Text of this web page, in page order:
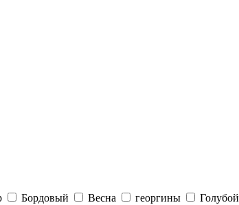
Бордовый Весна георгины Голубой